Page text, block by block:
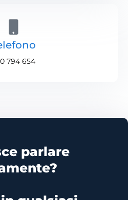
794 654
parlare